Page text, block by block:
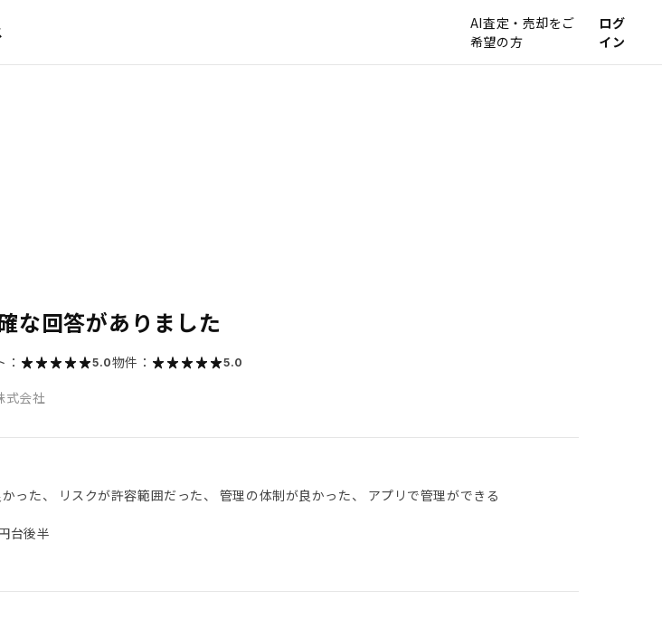
AI査定・売却をご
希望の方
ログ
イン
な回答がありました
5.0物件： 5.0
式会社
った、 リスクが許容範囲だった、 管理の体制が良かった、 アプリで管理ができる
台後半